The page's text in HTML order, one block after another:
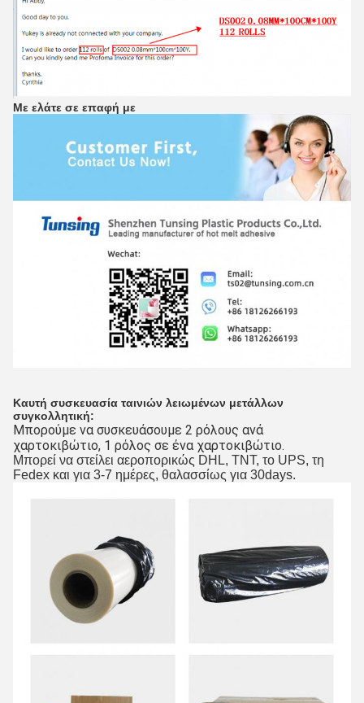
Με ελάτε σε επαφή με
Καυτή συσκευασία ταινιών λειωμένων μετάλλων
συγκολλητική:
Μπορούμε να συσκευάσουμε 2 ρόλους ανά
χαρτοκιβώτιο, 1 ρόλος σε ένα χαρτοκιβώτιο.
Μπορεί να στείλει αεροπορικώς DHL, TNT, το UPS, τη
Fedex και για 3-7 ημέρες, θαλασσίως για 30days.